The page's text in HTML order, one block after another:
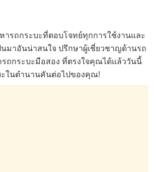
รถกระบะที่ตอบโจทย์ทุกการใช้งานและ
นมาอันน่าสนใจ ปรึกษาผู้เชี่ยวชาญด้านรถ
ถกระบะมือสอง ที่ตรงใจคุณได้แล้ววันนี้
ในตำนานคันต่อไปของคุณ!